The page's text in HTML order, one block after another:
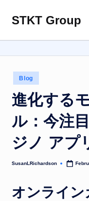
Skip
content
STKT Group
with
Every
Sphere
Posted
in
Blog
進化する
ル：今注
ジノ アプ
Posted
SusanLRichardson
オンライ